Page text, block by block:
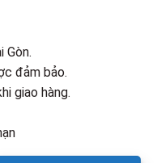
600,000₫.
Gòn.
đảm bảo.
giao hàng.